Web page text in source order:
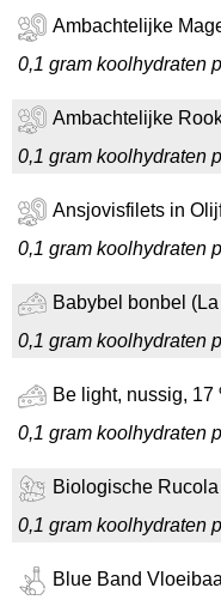
Ambachtelijke
0,1 gram koolhydraten
Ambachtelijke
0,1 gram koolhydraten
Ansjovisfilets in
0,1 gram koolhydraten
Babybel bonbel
0,1 gram koolhydraten
Be light, nussig, 17
0,1 gram koolhydraten
Biologische Rucola
0,1 gram koolhydraten
Blue Band